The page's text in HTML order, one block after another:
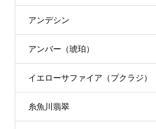
アンデシン
アンバー（琥珀）
イエローサファイア（プクラジ）
糸魚川翡翠